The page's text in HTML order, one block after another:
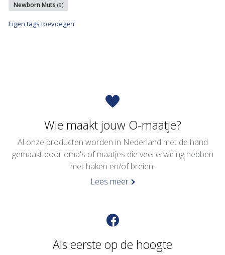
Newborn Muts(9)
Eigen tags toevoegen
Wie maakt jouw O-maatje?
Al onze producten worden in Nederland met de hand
gemaakt door oma's of maatjes die veel ervaring hebben
met haken en/of breien.
Lees meer
Als eerste op de hoogte